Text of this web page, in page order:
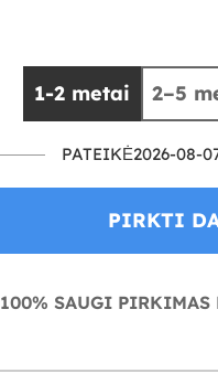
1-2 metai 2–5
PATEIKĖ2026-08-
PIRKTI
100% SAUGI